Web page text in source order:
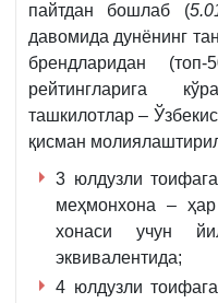
пайтдан бошлаб (
давомида дунёнинг
брендларидан
рейтингларига
ташкилотлар –
қисман
3 юлдузли
меҳмонхона –
хонаси учун
эквивалентида;
4 юлдузли